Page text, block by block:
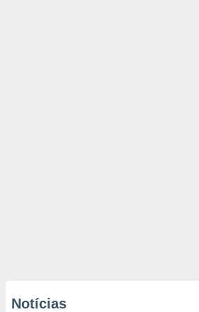
Notícias